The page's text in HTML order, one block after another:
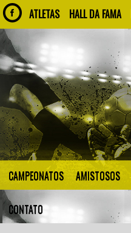
ATLETAS HALL DA FAMA
CAMPEONATOS AMISTOSOS
CONTATO